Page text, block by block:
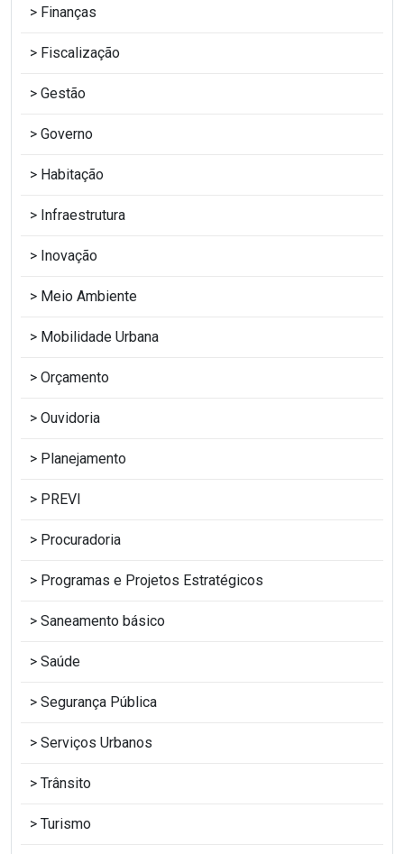
Finanças
Fiscalização
Gestão
Governo
Habitação
Infraestrutura
Inovação
Meio Ambiente
Mobilidade Urbana
Orçamento
Ouvidoria
Planejamento
PREVI
Procuradoria
Programas e Projetos Estratégicos
Saneamento básico
Saúde
Segurança Pública
Serviços Urbanos
Trânsito
Turismo